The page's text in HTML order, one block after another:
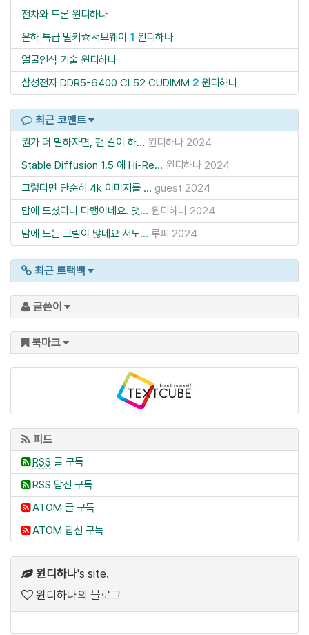
전차와 드론 윈디하나
은하 특급 밀키☆서브웨이 1 윈디하나
얼굴인식 기술 윈디하나
삼성전자 DDR5-6400 CL52 CUDIMM 2 윈디하나
최근 코멘트
뭔가 더 말하자면, 팬 갈이 하... 윈디하나 2024
Stable Diffusion 1.5 에 Hi-Re... 윈디하나 2024
그렇다면 단순히 4k 이미지를 ... guest 2024
맘에 드셨다니 다행이네요. 댓... 윈디하나 2024
맘에 드는 그림이 많네요 저도... 루피 2024
최근 트랙백
글쓴이
북마크
피드
RSS 글 구독
RSS 답신 구독
ATOM 글 구독
ATOM 답신 구독
윈디하나's site.
윈디하나의 블로그